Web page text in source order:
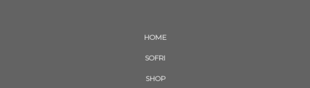
HOME
SOFRI
SHOP